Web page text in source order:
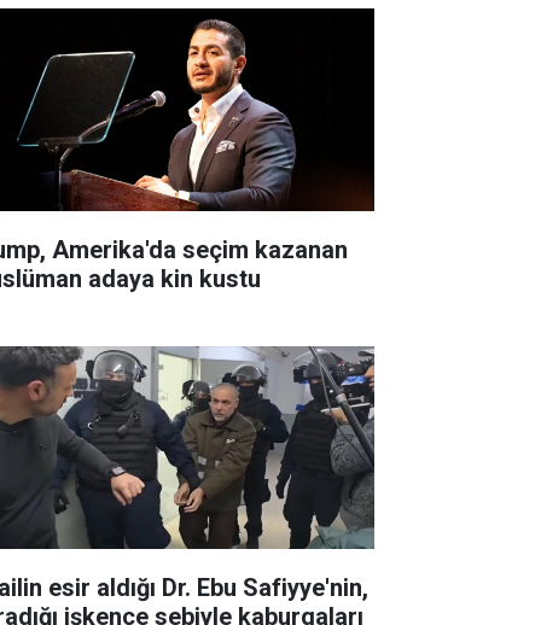
Amerika'da seçim kazanan
adaya kin kustu
esir aldığı Dr. Ebu Safiyye'nin,
işkence sebiyle kaburgaları